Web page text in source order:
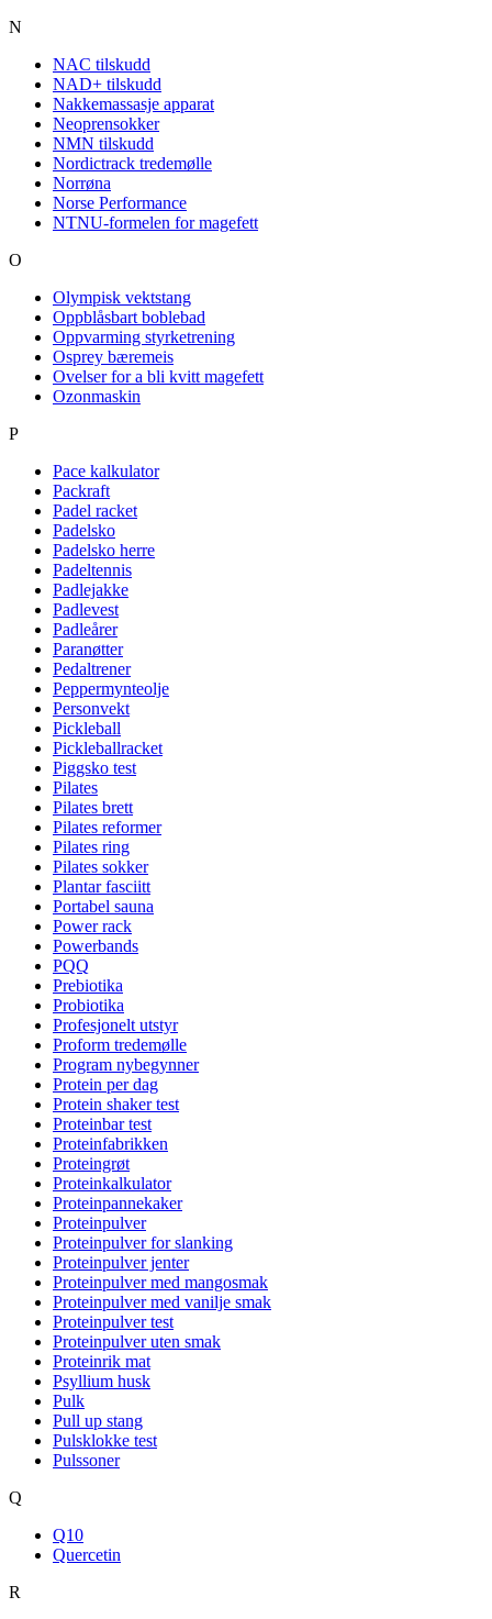
N
NAC tilskudd
NAD+ tilskudd
Nakkemassasje apparat
Neoprensokker
NMN tilskudd
Nordictrack tredemølle
Norrøna
Norse Performance
NTNU-formelen for magefett
O
Olympisk vektstang
Oppblåsbart boblebad
Oppvarming styrketrening
Osprey bæremeis
Ovelser for a bli kvitt magefett
Ozonmaskin
P
Pace kalkulator
Packraft
Padel racket
Padelsko
Padelsko herre
Padeltennis
Padlejakke
Padlevest
Padleårer
Paranøtter
Pedaltrener
Peppermynteolje
Personvekt
Pickleball
Pickleballracket
Piggsko test
Pilates
Pilates brett
Pilates reformer
Pilates ring
Pilates sokker
Plantar fasciitt
Portabel sauna
Power rack
Powerbands
PQQ
Prebiotika
Probiotika
Profesjonelt utstyr
Proform tredemølle
Program nybegynner
Protein per dag
Protein shaker test
Proteinbar test
Proteinfabrikken
Proteingrøt
Proteinkalkulator
Proteinpannekaker
Proteinpulver
Proteinpulver for slanking
Proteinpulver jenter
Proteinpulver med mangosmak
Proteinpulver med vanilje smak
Proteinpulver test
Proteinpulver uten smak
Proteinrik mat
Psyllium husk
Pulk
Pull up stang
Pulsklokke test
Pulssoner
Q
Q10
Quercetin
R